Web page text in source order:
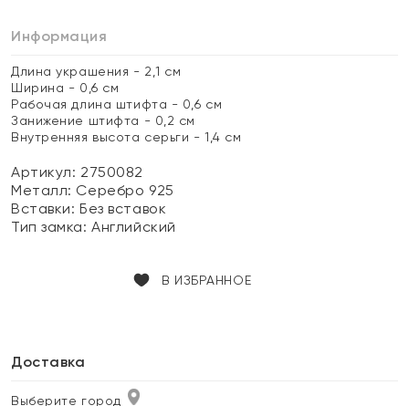
Информация
Длина украшения - 2,1 см
Ширина - 0,6 см
Рабочая длина штифта - 0,6 см
Занижение штифта - 0,2 см
Внутренняя высота серьги - 1,4 см
Артикул: 2750082
Металл: Серебро 925
Вставки:Без вставок
Тип замка:Английский
В ИЗБРАННОЕ
Доставка
Выберите город